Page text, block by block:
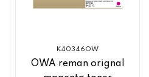
K40346OW
OWA reman orignal